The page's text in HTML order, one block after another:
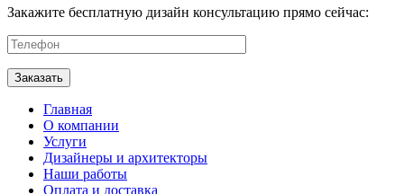
Закажите бесплатную дизайн консультацию прямо сейчас:
Главная
О компании
Услуги
Дизайнеры и архитекторы
Наши работы
Оплата и доставка